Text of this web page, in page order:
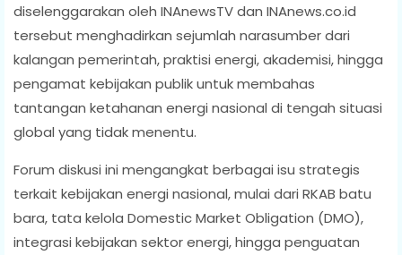
diselenggarakan oleh INAnewsTV dan INAnews.co.id
tersebut menghadirkan sejumlah narasumber dari
kalangan pemerintah, praktisi energi, akademisi, hingga
pengamat kebijakan publik untuk membahas
tantangan ketahanan energi nasional di tengah situasi
global yang tidak menentu.
Forum diskusi ini mengangkat berbagai isu strategis
terkait kebijakan energi nasional, mulai dari RKAB batu
bara, tata kelola Domestic Market Obligation (DMO),
integrasi kebijakan sektor energi, hingga penguatan